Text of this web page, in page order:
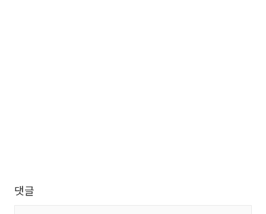
댓글